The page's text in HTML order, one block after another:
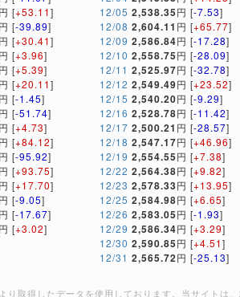
円 [+53.11]
円 [-39.89]
円 [+30.41]
円 [+3.96]
円 [+5.39]
円 [+20.11]
円 [-1.45]
円 [-51.74]
円 [+4.73]
円 [+84.12]
円 [-95.92]
円 [+93.75]
円 [+17.70]
円 [-9.05]
円 [-17.67]
円 [+3.02]
12/05 2,538.35円 [-7.53]
12/08 2,604.11 円 [+65.77]
12/09 2,586.84円 [-17.28]
12/10 2,558.75円 [-28.09]
12/11 2,525.97円 [-32.78]
12/12 2,549.49円 [+23.52]
12/15 2,540.20円 [-9.29]
12/16 2,528.78円 [-11.42]
12/17 2,500.21 円 [-28.57]
12/18 2,547.17円 [+46.96]
12/19 2,554.55円 [+7.38]
12/22 2,564.38円 [+9.82]
12/23 2,578.33円 [+13.95]
12/25 2,584.98円 [+6.65]
12/26 2,583.05円 [-1.93]
12/29 2,586.34円 [+3.29]
12/30 2,590.85円 [+4.51]
12/31 2,565.72円 [-25.13]
取得したデータを使用しております。当サイトは